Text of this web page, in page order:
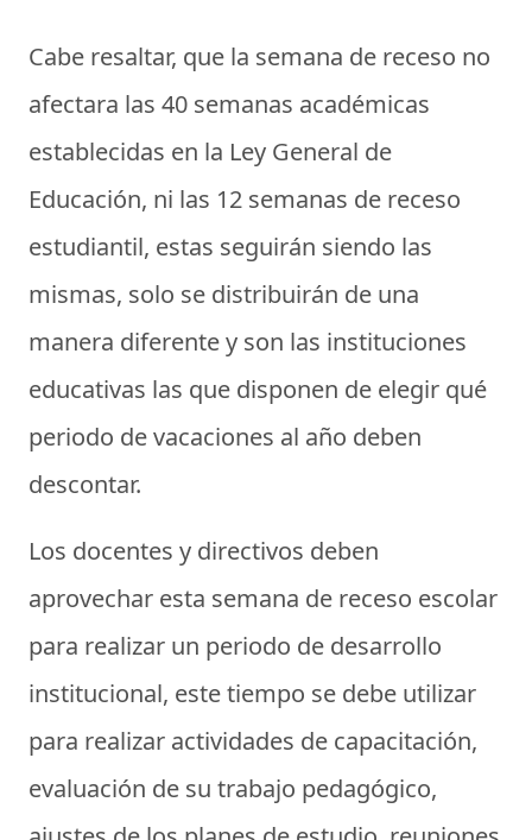
Cabe resaltar, que la semana de receso no
afectara las 40 semanas académicas
establecidas en la Ley General de
Educación, ni las 12 semanas de receso
estudiantil, estas seguirán siendo las
mismas, solo se distribuirán de una
manera diferente y son las instituciones
educativas las que disponen de elegir qué
periodo de vacaciones al año deben
descontar.
Los docentes y directivos deben
aprovechar esta semana de receso escolar
para realizar un periodo de desarrollo
institucional, este tiempo se debe utilizar
para realizar actividades de capacitación,
evaluación de su trabajo pedagógico,